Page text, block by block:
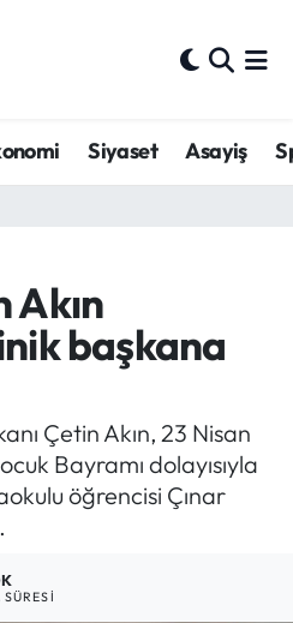
Siyaset Asayiş
Akın
başkana
Çetin Akın, 23 Nisan
Bayramı dolayısıyla
öğrencisi Çınar
Haritası